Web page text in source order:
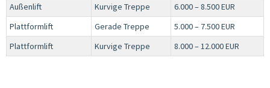
Außenlift
Kurvige Treppe
6.000 – 8.500 EUR
Plattformlift
Gerade Treppe
5.000 – 7.500 EUR
Plattformlift
Kurvige Treppe 8.000 – 12.000 EUR